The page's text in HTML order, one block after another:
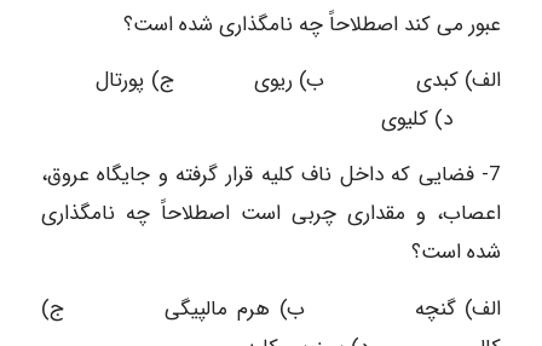
عبور می کند اصطلاحاً چه نامگذاری شده است؟
الف) کبدی ب) ریوی ج) پورتال
د) کلیوی
7- فضایی که داخل ناف کلیه قرار گرفته و جایگاه عروق،
اعصاب، و مقداری چربی است اصطلاحاً چه نامگذاری
شده است؟
الف) گنچه ب) هرم مالپیگی ج)